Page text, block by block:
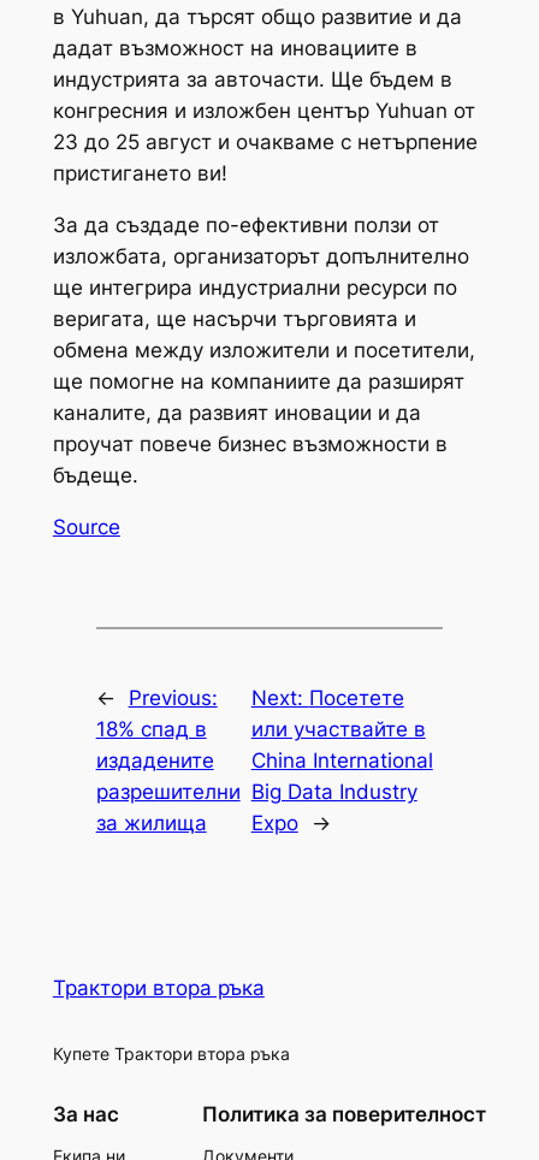
в Yuhuan, да търсят общо развитие и да
дадат възможност на иновациите в
индустрията за авточасти. Ще бъдем в
конгресния и изложбен център Yuhuan от
23 до 25 август и очакваме с нетърпение
пристигането ви!
За да създаде по-ефективни ползи от
изложбата, организаторът допълнително
ще интегрира индустриални ресурси по
веригата, ще насърчи търговията и
обмена между изложители и посетители,
ще помогне на компаниите да разширят
каналите, да развият иновации и да
проучат повече бизнес възможности в
бъдеще.
Source
←
Previous:
18% спад в
издадените
разрешителни
за жилища
Next: Посетете
или участвайте в
China International
Big Data Industry
Expo
→
Трактори втора ръка
Купете Трактори втора ръка
За нас
Екипа ни
Политика за поверителност
Документи